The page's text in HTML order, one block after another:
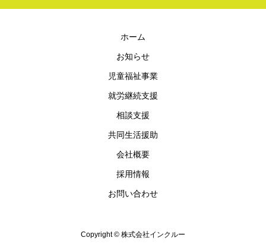
ホーム
お知らせ
児童福祉事業
就労継続支援
相談支援
共同生活援助
会社概要
採用情報
お問い合わせ
Copyright © 株式会社インクルー